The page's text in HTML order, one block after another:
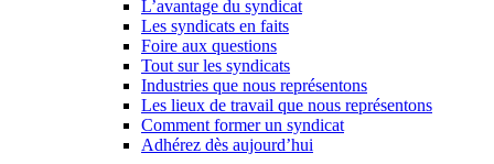
L’avantage du syndicat
Les syndicats en faits
Foire aux questions
Tout sur les syndicats
Industries que nous représentons
Les lieux de travail que nous représentons
Comment former un syndicat
Adhérez dès aujourd’hui